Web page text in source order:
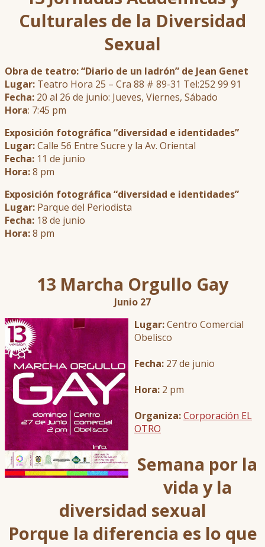
Culturales de la Diversidad
Sexual
Obra de teatro: “Diario de un ladrón” de Jean Genet
Lugar: Teatro Hora 25 – Cra 88 # 89-31 Tel:252 99 91
Fecha: 20 al 26 de junio: Jueves, Viernes, Sábado
Hora: 7:45 pm
Exposición fotográfica “diversidad e identidades”
Lugar:Calle 56 Entre Sucre y la Av. Oriental
Fecha: 11 de junio
Hora:8 pm
Exposición fotográfica “diversidad e identidades”
Lugar: Parque del Periodista
Fecha: 18 de junio
Hora:8 pm
13 Marcha Orgullo Gay
Junio 27
Lugar:Centro Comercial
Obelisco
Fecha: 27 de junio
Hora: 2 pm
Organiza:Corporación EL
OTRO
Semana por la
vida y la
diversidad sexual
Porque la diferencia es lo que